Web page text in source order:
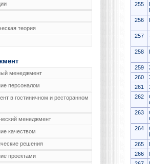
теория
менеджмент
персоналом
в гостиничном и ресторанном
менеджмент
качеством
решения
проектами
255
256
257
258
259
260
261
262
263
264
265
266